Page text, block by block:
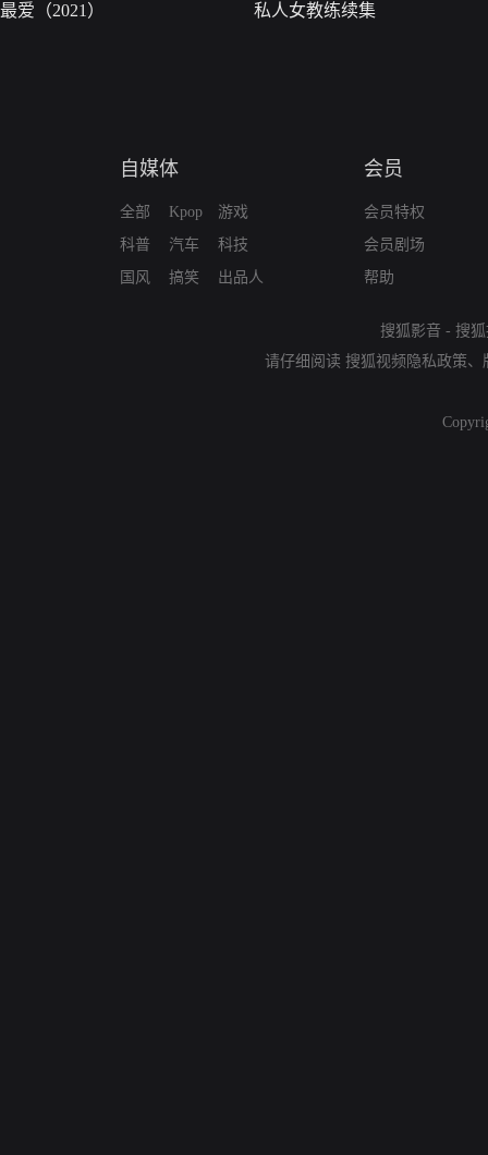
最爱（2021） 私人女教练续集
自媒体
全部
科普
国风
Kpop
汽车
搞笑
游戏
科技
出品人
会员
会员特权
会员剧场
帮助
搜狐影音 - 搜
请仔细阅读 搜狐视频隐私政策、